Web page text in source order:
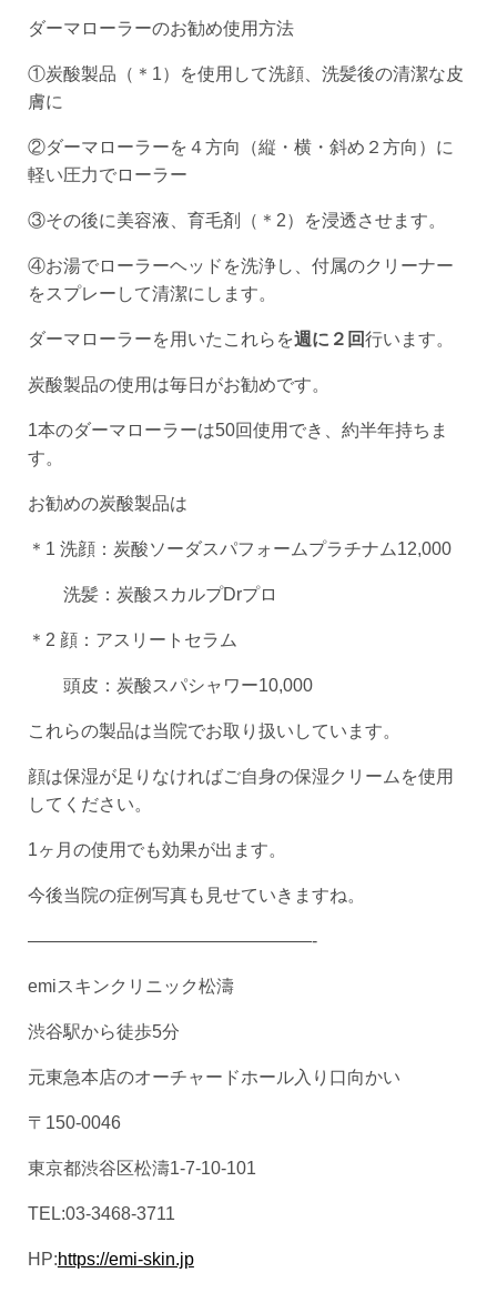
ダーマローラーのお勧め使用方法
①炭酸製品（＊1）を使用して洗顔、洗髪後の清潔な皮
膚に
②ダーマローラーを４方向（縦・横・斜め２方向）に
軽い圧力でローラー
③その後に美容液、育毛剤（＊2）を浸透させます。
④お湯でローラーヘッドを洗浄し、付属のクリーナー
をスプレーして清潔にします。
ダーマローラーを用いたこれらを週に２回行います。
炭酸製品の使用は毎日がお勧めです。
1本のダーマローラーは50回使用でき、約半年持ちま
す。
お勧めの炭酸製品は
＊1 洗顔：炭酸ソーダスパフォームプラチナム12,000
洗髪：炭酸スカルプDrプロ
＊2 顔：アスリートセラム
頭皮：炭酸スパシャワー10,000
これらの製品は当院でお取り扱いしています。
顔は保湿が足りなければご自身の保湿クリームを使用
してください。
1ヶ月の使用でも効果が出ます。
今後当院の症例写真も見せていきますね。
————————————————-
emiスキンクリニック松濤
渋谷駅から徒歩5分
元東急本店のオーチャードホール入り口向かい
〒150-0046
東京都渋谷区松濤1-7-10-101
TEL:03-3468-3711
HP:https://emi-skin.jp